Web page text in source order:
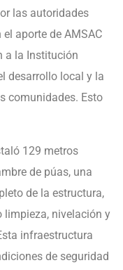
las autoridades
aporte de AMSAC
a la Institución
desarrollo local y la
comunidades. Esto
129 metros
de púas, una
de la estructura,
limpieza, nivelación y
infraestructura
de seguridad